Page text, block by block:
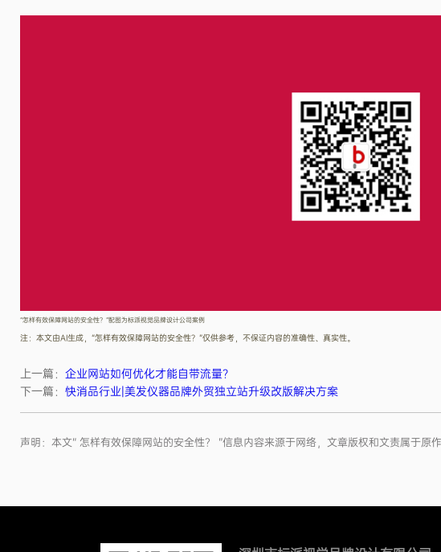
“怎样有效保障网站的安全性？”配图为标派视觉品牌设计公司案例
注：本文由AI生成，“怎样有效保障网站的安全性？”仅供参考，不保证内容的准确性、真实性。
上一篇： 企业网站如何优化才能自带流量？
下一篇： 快消品行业|美发仪器品牌外贸独立站升级改版解决方案
声明：本文“ 怎样有效保障网站的安全性？ ”信息内容来源于网络，文章版权和文责属于